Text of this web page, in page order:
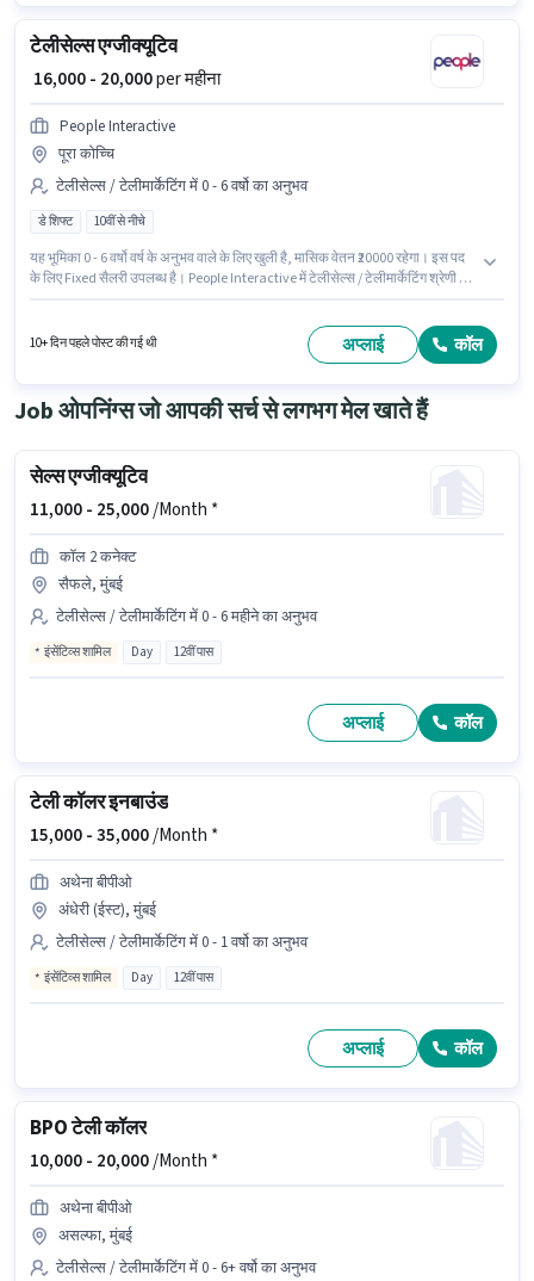
टेलीसेल्स एग्जीक्यूटिव
₹ 16,000 - 20,000per महीना
People Interactive
पूरा कोच्चि
टेलीसेल्स / टेलीमार्केटिंग में 0 - 6 वर्षो का अनुभव
डे शिफ्ट 10वीं से नीचे
यह भूमिका 0 - 6 वर्षो वर्ष के अनुभव वाले के लिए खुली है, मासिक वेतन ₹20000 रहेगा। इस पद
के लिए Fixed सैलरी उपलब्ध है। People Interactive में टेलीसेल्स / टेलीमार्केटिंग श्रेणी में
उपयुक्त हैं।
10+ दिन पहले पोस्ट की गई थी अप्लाई कॉल
Job ओपनिंग्स जो आपकी सर्च से लगभग मेल खाते हैं
सेल्स एग्जीक्यूटिव
11,000 - 25,000/Month *
कॉल 2 कनेक्ट
सैफले, मुंबई
टेलीसेल्स / टेलीमार्केटिंग में 0 - 6 महीने का अनुभव
इंसेंटिव्स शामिल Day 12वीं पास
अप्लाई कॉल
टेली कॉलर इनबाउंड
15,000 -35,000/Month *
अथेना बीपीओ
अंधेरी (ईस्ट), मुंबई
टेलीसेल्स / टेलीमार्केटिंग में 0 - 1 वर्षो का अनुभव
इंसेंटिव्स शामिल Day 12वीं पास
अप्लाई कॉल
BPO टेली कॉलर
10,000 - 20,000/Month *
अथेना बीपीओ
असल्फा, मुंबई
टेलीसेल्स / टेलीमार्केटिंग में 0 - 6+ वर्षो का अनुभव